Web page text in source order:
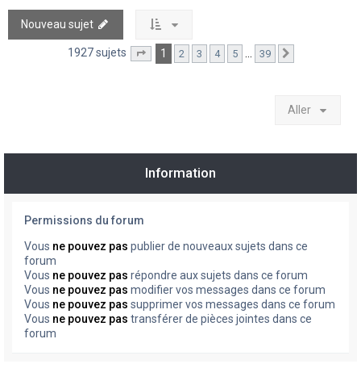
Nouveau sujet
1927 sujets Page sur39
1 2 3 4 5 … 39
Aller
Information
Permissions du forum
Vous ne pouvez pas publier de nouveaux sujets dans ce
forum
Vous ne pouvez pas répondre aux sujets dans ce forum
Vous ne pouvez pas modifier vos messages dans ce forum
Vous ne pouvez pas supprimer vos messages dans ce forum
Vous ne pouvez pas transférer de pièces jointes dans ce
forum